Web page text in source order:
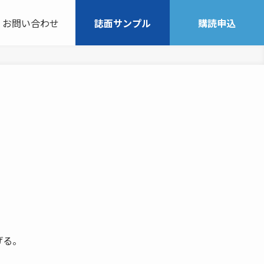
お問い合わせ 誌面サンプル 購読申込
。